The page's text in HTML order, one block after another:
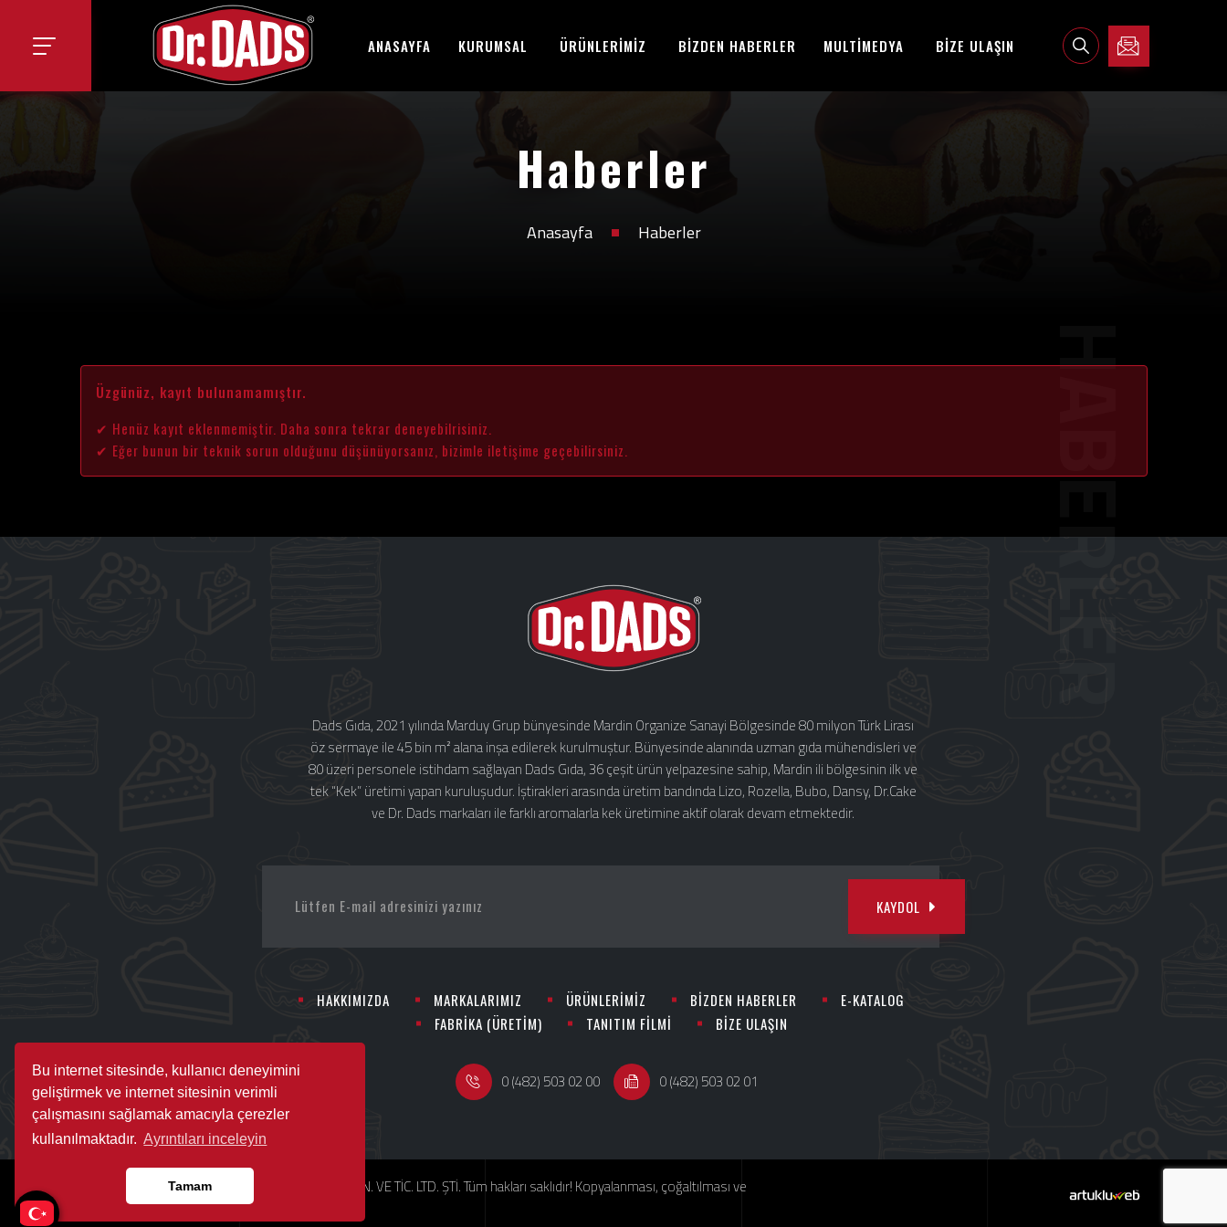
Bu internet sitesinde, kullanıcı deneyimini
geliştirmek ve internet sitesinin verimli
çalışmasını sağlamak amacıyla çerezler
kullanılmaktadır. Ayrıntıları inceleyin
Tamam
ANASAYFA KURUMSAL ÜRÜNLERİMİZ BİZDEN HABERLER MULTİMEDYA BİZE ULAŞIN
Haberler
Anasayfa Haberler
Üzgünüz, kayıt bulunamamıştır.
✔ Henüz kayıt eklenmemiştir. Daha sonra tekrar deneyebilrisiniz.
✔ Eğer bunun bir teknik sorun olduğunu düşünüyorsanız, bizimle iletişime geçebilirsiniz.
Dads Gıda, 2021 yılında Marduy Grup bünyesinde Mardin Organize Sanayi Bölgesinde 80 milyon Türk Lirası
öz sermaye ile 45 bin m² alana inşa edilerek kurulmuştur. Bünyesinde alanında uzman gıda mühendisleri ve
80 üzeri personele istihdam sağlayan Dads Gıda, 36 çeşit ürün yelpazesine sahip, Mardin ili bölgesinin ilk ve
tek “Kek” üretimi yapan kuruluşudur. İştirakleri arasında üretim bandında Lizo, Rozella, Bubo, Dansy, Dr.Cake
ve Dr. Dads markaları ile farklı aromalarla kek üretimine aktif olarak devam etmektedir.
KAYDOL
HAKKIMIZDA MARKALARIMIZ ÜRÜNLERİMİZ BİZDEN HABERLER
E-KATALOG
FABRİKA (ÜRETİM)
TANITIM FİLMİ BİZE ULAŞIN
0 (482) 503 02 00 0 (482) 503 02 01
Copyright © 2026 DADS GIDA TARIM İNŞ. NAK. SAN. VE TİC. LTD. ŞTİ. Tüm hakları saklıdır! Kopyalanması, çoğaltılması ve
dağıtılması halinde yasal haklarımız işletilecektir.